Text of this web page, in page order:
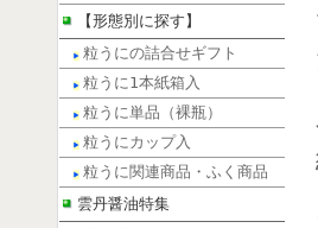
【形態別に探す】
粒うにの詰合せギフト
粒うに1本紙箱入
粒うに単品（裸瓶）
粒うにカップ入
粒うに関連商品・ふく商品
雲丹醤油特集